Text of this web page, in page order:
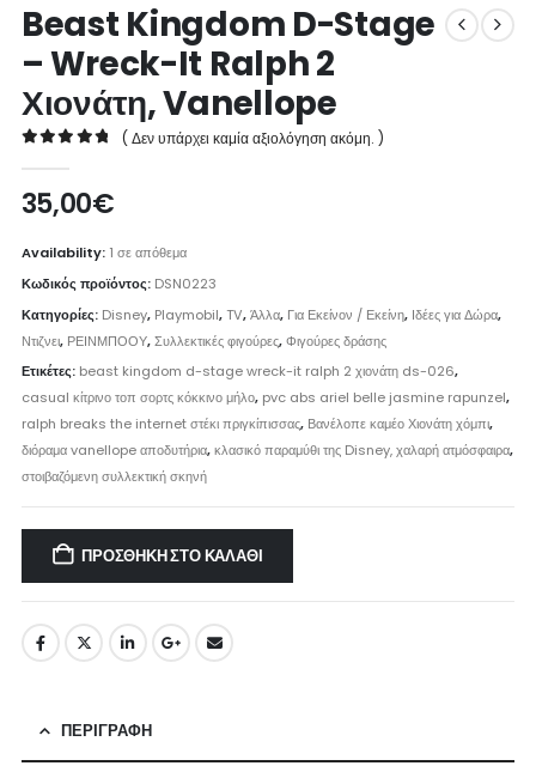
Beast Kingdom D-Stage
– Wreck-It Ralph 2
Χιονάτη, Vanellope
( Δεν υπάρχει καμία αξιολόγηση ακόμη. )
35,00€
Availability: 1 σε απόθεμα
Κωδικός προϊόντος: DSN0223
Κατηγορίες: Disney, Playmobil,TV,Άλλα, Για Εκείνον / Εκείνη, Ιδέες για Δώρα,
Ντιζνει, ΡΕΙΝΜΠΟΟΥ,Συλλεκτικές φιγούρες,Φιγούρες δράσης
Ετικέτες: beast kingdom d-stage wreck-it ralph 2 χιονάτη ds-026,
casual κίτρινο τοπ σορτς κόκκινο μήλο, pvc abs ariel belle jasmine rapunzel,
ralph breaks the internet στέκι πριγκίπισσας, Βανέλοπε καμέο Χιονάτη χόμπι,
διόραμα vanellope αποδυτήρια,κλασικό παραμύθι της Disney, χαλαρή ατμόσφαιρα,
στοιβαζόμενη συλλεκτική σκηνή
ΠΡΟΣΘΉΚΗ ΣΤΟ ΚΑΛΆΘΙ
ΠΕΡΙΓΡΑΦΉ